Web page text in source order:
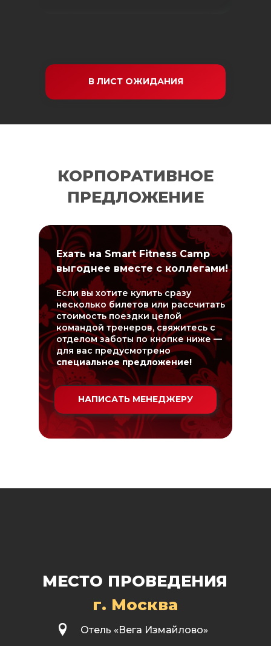
В ЛИСТ ОЖИДАНИЯ
Ехать на Smart Fitness Camp
выгоднее вместе с коллегами!
НАПИСАТЬ МЕНЕДЖЕРУ
КОРПОРАТИВНОЕ
ПРЕДЛОЖЕНИЕ
Если вы хотите купить сразу
несколько билетов или рассчитать
стоимость поездки целой
командой тренеров, свяжитесь с
отделом заботы по кнопке ниже —
для вас предусмотрено
специальное предложение!
МЕСТО П РОВЕДЕНИЯ
г. Москва
Отель «Вега Измайлово»